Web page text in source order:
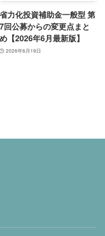
省力化投資補助金一般型 第
7回公募からの変更点まと
め【2026年6月最新版】
2026年6月19日